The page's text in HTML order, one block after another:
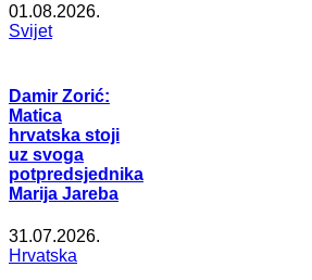
01.08.2026.
Svijet
Damir Zorić:
Matica
hrvatska stoji
uz svoga
potpredsjednika
Marija Jareba
31.07.2026.
Hrvatska